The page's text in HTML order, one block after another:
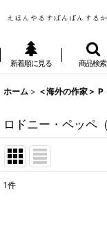
新着順に見る 商品検索
ホーム > ＜海外の作家＞ P
ロドニー・ペッペ
1件